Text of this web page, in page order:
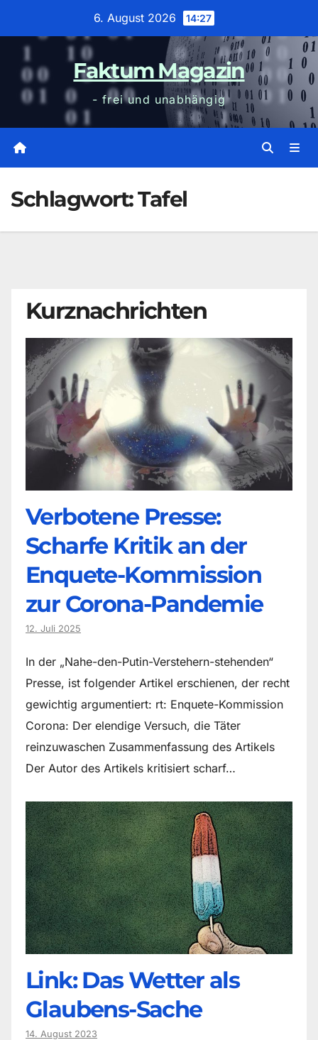
6. August 2026 14:27
Faktum Magazin
- frei und unabhängig
Schlagwort:Tafel
Kurznachrichten
Verbotene Presse:
Scharfe Kritik an der
Enquete-Kommission
zur Corona-Pandemie
12. Juli 2025
In der „Nahe-den-Putin-Verstehern-stehenden“
Presse, ist folgender Artikel erschienen, der recht
gewichtig argumentiert: rt: Enquete-Kommission
Corona: Der elendige Versuch, die Täter
reinzuwaschen Zusammenfassung des Artikels
Der Autor des Artikels kritisiert scharf…
Link: Das Wetter als
Glaubens-Sache
14. August 2023